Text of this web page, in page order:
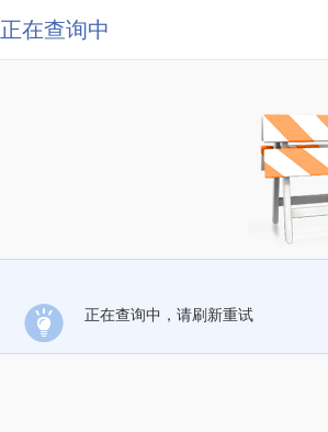
正在查询中
正在查询中，请刷新重试